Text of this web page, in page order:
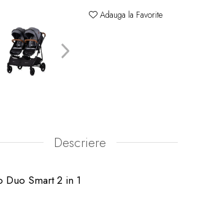
Adauga la Favorite
Descriere
Smart 2 in 1